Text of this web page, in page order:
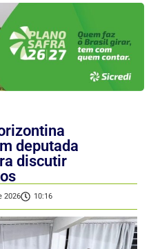
deputada
discutir
2026 10:16